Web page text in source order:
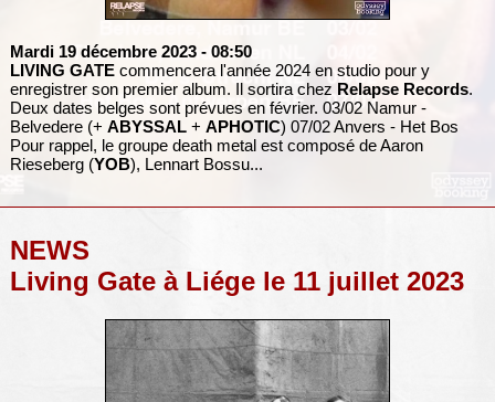
Mardi 19 décembre 2023 - 08:50
LIVING GATEcommencera l'année 2024 en studio pour y
enregistrer son premier album. Il sortira chez Relapse Records.
Deux dates belges sont prévues en février. 03/02 Namur -
Belvedere (+ ABYSSAL+ APHOTIC) 07/02 Anvers - Het Bos
Pour rappel, le groupe death metal est composé de Aaron
Rieseberg (YOB), Lennart Bossu...
NEWS
Living Gate à Liége le 11 juillet 2023